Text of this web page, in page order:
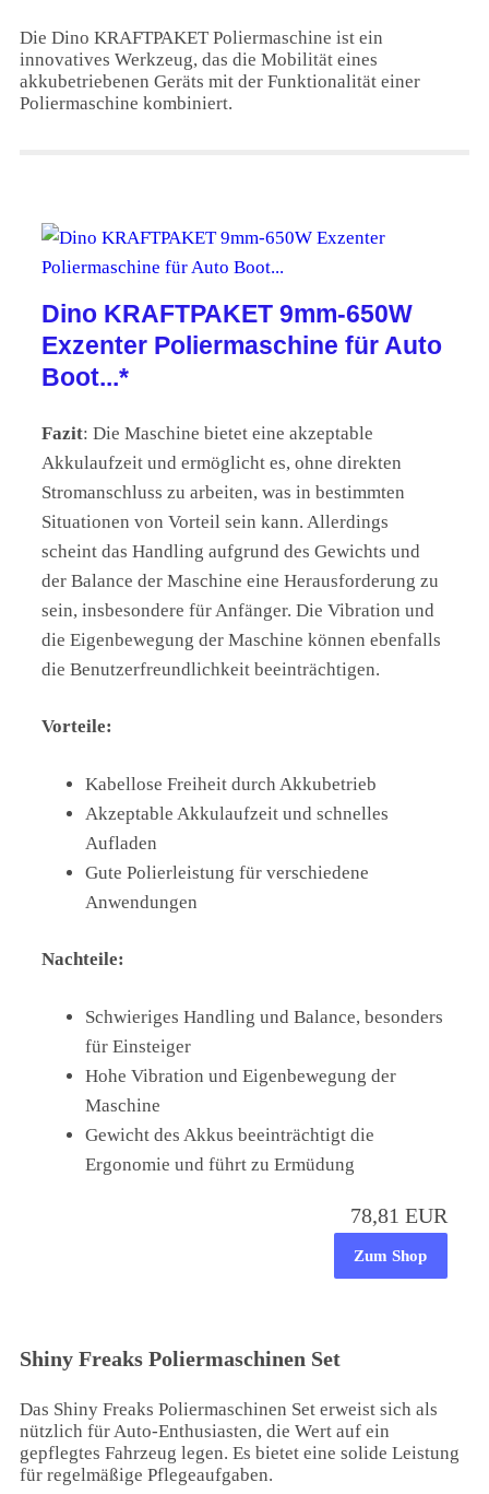
Die Dino KRAFTPAKET Poliermaschine ist ein
innovatives Werkzeug, das die Mobilität eines
akkubetriebenen Geräts mit der Funktionalität einer
Poliermaschine kombiniert.
Dino KRAFTPAKET 9mm-650W
Exzenter Poliermaschine für Auto
Boot...*
Fazit: Die Maschine bietet eine akzeptable
Akkulaufzeit und ermöglicht es, ohne direkten
Stromanschluss zu arbeiten, was in bestimmten
Situationen von Vorteil sein kann. Allerdings
scheint das Handling aufgrund des Gewichts und
der Balance der Maschine eine Herausforderung zu
sein, insbesondere für Anfänger. Die Vibration und
die Eigenbewegung der Maschine können ebenfalls
die Benutzerfreundlichkeit beeinträchtigen.
Vorteile:
Kabellose Freiheit durch Akkubetrieb
Akzeptable Akkulaufzeit und schnelles
Aufladen
Gute Polierleistung für verschiedene
Anwendungen
Nachteile:
Schwieriges Handling und Balance, besonders
für Einsteiger
Hohe Vibration und Eigenbewegung der
Maschine
Gewicht des Akkus beeinträchtigt die
Ergonomie und führt zu Ermüdung
78,81 EUR
Zum Shop
Shiny Freaks Poliermaschinen Set
Das Shiny Freaks Poliermaschinen Set erweist sich als
nützlich für Auto-Enthusiasten, die Wert auf ein
gepflegtes Fahrzeug legen. Es bietet eine solide Leistung
für regelmäßige Pflegeaufgaben.